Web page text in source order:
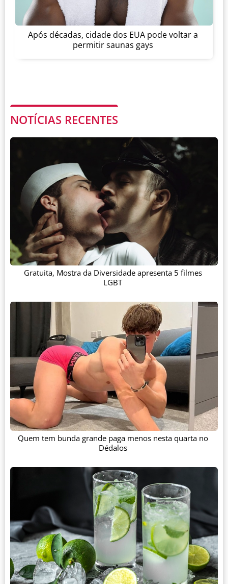
Após décadas, cidade dos EUA pode voltar a
permitir saunas gays
NOTÍCIAS RECENTES
Gratuita, Mostra da Diversidade apresenta 5 filmes
LGBT
Quem tem bunda grande paga menos nesta quarta no
Dédalos